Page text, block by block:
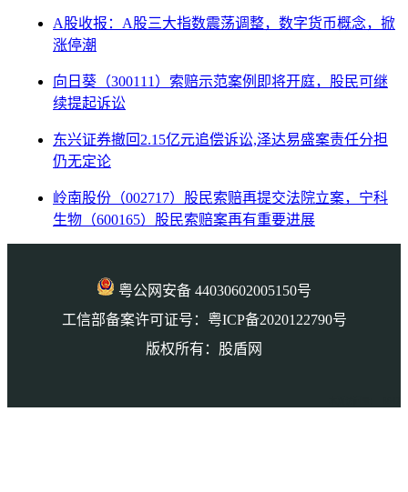
A股收报：A股三大指数震荡调整，数字货币概念，掀
涨停潮
向日葵（300111）索赔示范案例即将开庭，股民可继
续提起诉讼
东兴证券撤回2.15亿元追偿诉讼,泽达易盛案责任分担
仍无定论
岭南股份（002717）股民索赔再提交法院立案，宁科
生物（600165）股民索赔案再有重要进展
粤公网安备 44030602005150号
工信部备案许可证号：粤ICP备2020122790号
版权所有：股盾网